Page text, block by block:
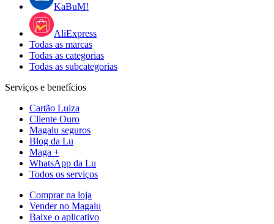
KaBuM!
AliExpress
Todas as marcas
Todas as categorias
Todas as subcategorias
Serviços e benefícios
Cartão Luiza
Cliente Ouro
Magalu seguros
Blog da Lu
Maga +
WhatsApp da Lu
Todos os serviços
Comprar na loja
Vender no Magalu
Baixe o aplicativo